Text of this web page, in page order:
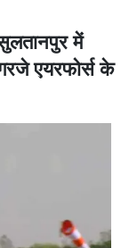
में
एयरफोर्स के